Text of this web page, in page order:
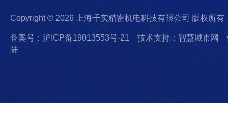
Copyright © 2026 上海千实精密机电科技有限公司 版权所有
备案号：沪ICP备19013553号-21 技术支持：智慧城市网
陆